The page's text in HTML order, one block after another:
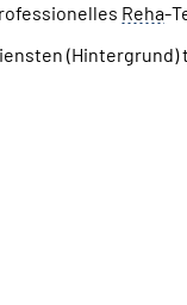
Reha-
(Hintergrund)